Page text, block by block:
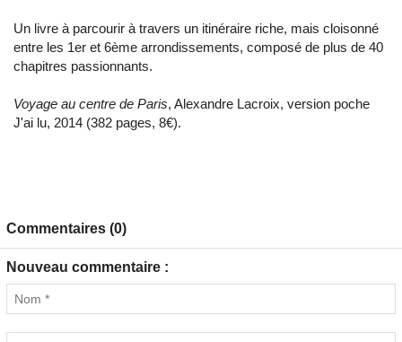
Un livre à parcourir à travers un itinéraire riche, mais cloisonné
entre les 1er et 6ème arrondissements, composé de plus de 40
chapitres passionnants.
Voyage au centre de Paris, Alexandre Lacroix, version poche
J'ai lu, 2014 (382 pages, 8€).
Commentaires (0)
Nouveau commentaire :